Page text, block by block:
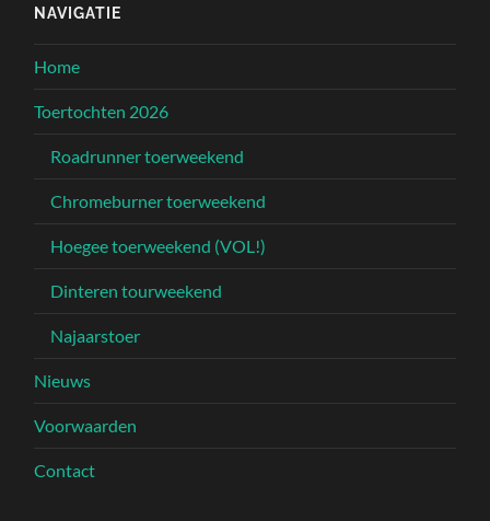
NAVIGATIE
Home
Toertochten 2026
Roadrunner toerweekend
Chromeburner toerweekend
Hoegee toerweekend (VOL!)
Dinteren tourweekend
Najaarstoer
Nieuws
Voorwaarden
Contact